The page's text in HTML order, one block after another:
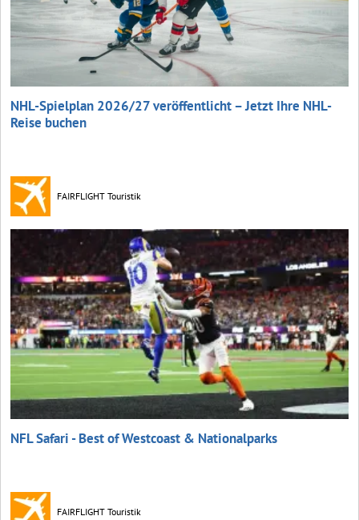
NHL-Spielplan 2026/27 veröffentlicht – Jetzt Ihre NHL-
Reise buchen
FAIRFLIGHT Touristik
NFL Safari - Best of Westcoast & Nationalparks
FAIRFLIGHT Touristik